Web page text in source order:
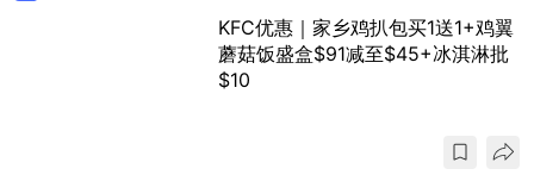
KFC优惠｜家乡鸡扒包买1送1+鸡翼
蘑菇饭盛盒$91减至$45+冰淇淋批
$10